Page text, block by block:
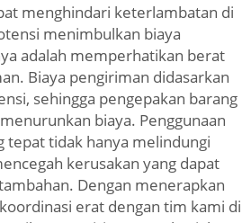
menghindari keterlambatan di
menimbulkan biaya
adalah memperhatikan berat
Biaya pengiriman didasarkan
sehingga pengepakan barang
biaya. Penggunaan
tepat tidak hanya melindungi
kerusakan yang dapat
Dengan menerapkan
erat dengan tim kami di